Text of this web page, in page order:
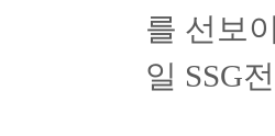
를 선보
일 SSG